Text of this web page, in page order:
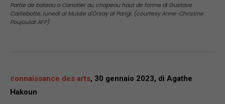
Partie de bateau o Canotier au chapeau haut de forme di Gustave
Caillebotte, lunedì al Musée d'Orsay di Parigi. (courtesy Anne-Christine
Poujoulat AFP)
connaissance des arts, 30 gennaio 2023, di Agathe
Hakoun